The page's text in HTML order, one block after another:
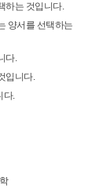
하는 것입니다.
양서를 선택하는
다.
입니다.
다.